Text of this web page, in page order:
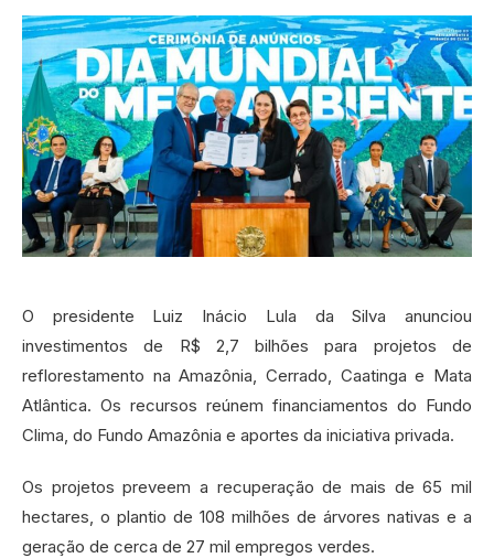
O presidente Luiz Inácio Lula da Silva anunciou
investimentos de R$ 2,7 bilhões para projetos de
reflorestamento na Amazônia, Cerrado, Caatinga e Mata
Atlântica. Os recursos reúnem financiamentos do Fundo
Clima, do Fundo Amazônia e aportes da iniciativa privada.
Os projetos preveem a recuperação de mais de 65 mil
hectares, o plantio de 108 milhões de árvores nativas e a
geração de cerca de 27 mil empregos verdes.